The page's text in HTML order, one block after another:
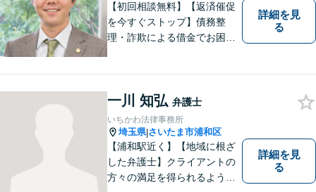
【初回相談無料】【返済催促
を今すぐストップ】債務整
理・詐欺による借金でお困り
駅5分】【プライバシー配慮】
【平日22時・土日祝20時ま
で】【弁護士歴10年以上】
詳細を見
る
一川 知弘 弁護士
いちかわ法律事務所
埼玉県|さいたま市浦和区
【浦和駅近く】【地域に根ざ
した弁護士】クライアントの
方々の満足を得られるよう最
詳細を見
る